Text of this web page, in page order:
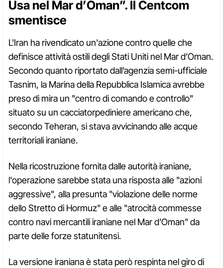
Usa nel Mar d’Oman”. Il Centcom
smentisce
L'Iran ha rivendicato un'azione contro quelle che
definisce attività ostili degli Stati Uniti nel Mar d’Oman.
Secondo quanto riportato dall’agenzia semi-ufficiale
Tasnim, la Marina della Repubblica Islamica avrebbe
preso di mira un "centro di comando e controllo"
situato su un cacciatorpediniere americano che,
secondo Teheran, si stava avvicinando alle acque
territoriali iraniane.
Nella ricostruzione fornita dalle autorità iraniane,
l'operazione sarebbe stata una risposta alle "azioni
aggressive", alla presunta "violazione delle norme
dello Stretto di Hormuz" e alle "atrocità commesse
contro navi mercantili iraniane nel Mar d'Oman" da
parte delle forze statunitensi.
La versione iraniana è stata però respinta nel giro di